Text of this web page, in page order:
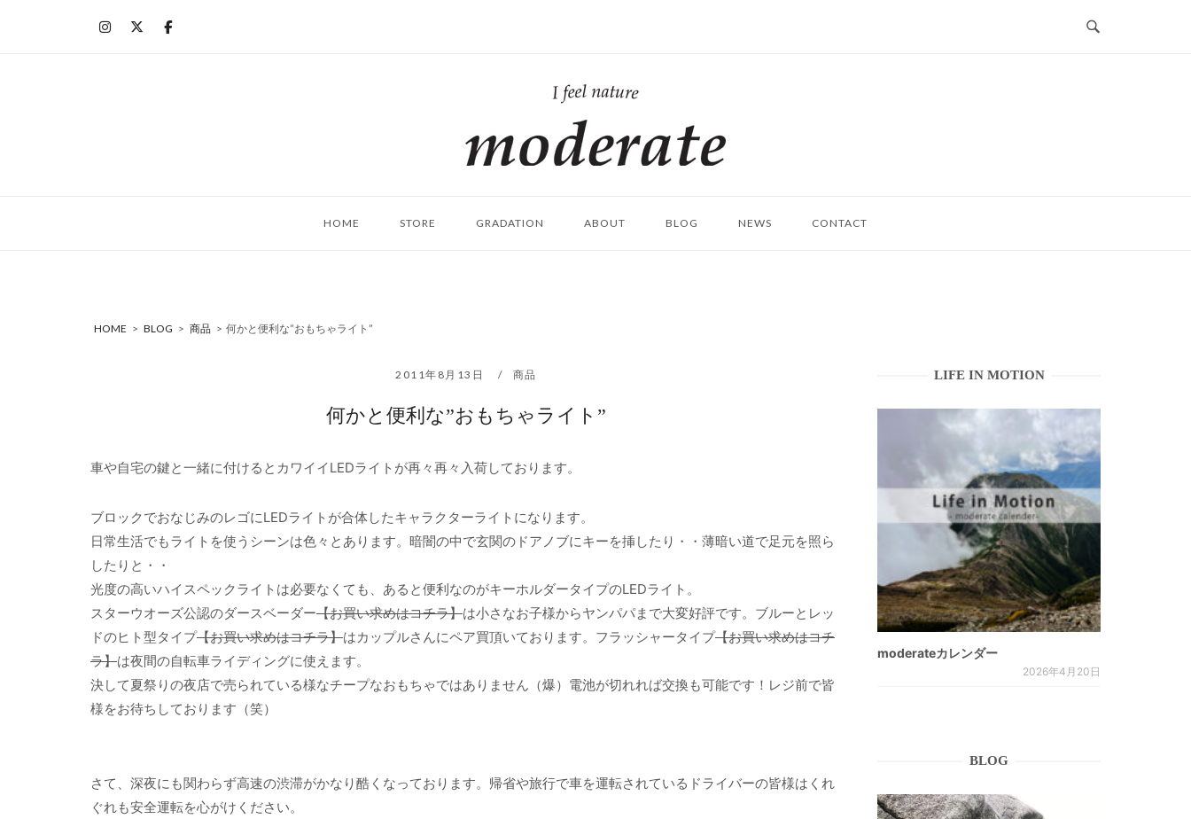
ム
HOME STORE GRADATION ABOUT BLOG NEWS CONTACT
HOME > BLOG > 商品 > 何かと便利な”おもちゃライト”
2011年8月13日 商品
何かと便利な”おもちゃライト”
車や自宅の鍵と一緒に付けるとカワイイLEDライトが再々再々入荷しております。
ブロックでおなじみのレゴにLEDライトが合体したキャラクターライトになります。
日常生活でもライトを使うシーンは色々とあります。暗闇の中で玄関のドアノブにキーを挿したり・・薄暗い道で足元を照ら
したりと・・
光度の高いハイスペックライトは必要なくても、あると便利なのがキーホルダータイプのLEDライト。
スターウオーズ公認のダースベーダー【お買い求めはコチラ】は小さなお子様からヤンパパまで大変好評です。ブルーとレッ
ドのヒト型タイプ【お買い求めはコチラ】はカップルさんにペア買頂いております。フラッシャータイプ【お買い求めはコチ
ラ】は夜間の自転車ライディングに使えます。
決して夏祭りの夜店で売られている様なチープなおもちゃではありません（爆）電池が切れれば交換も可能です！レジ前で皆
様をお待ちしております（笑）
さて、深夜にも関わらず高速の渋滞がかなり酷くなっております。帰省や旅行で車を運転されているドライバーの皆様はくれ
ぐれも安全運転を心がけください。
LIFE IN MOTION
moderateカレンダー
2026年4月20日
BLOG